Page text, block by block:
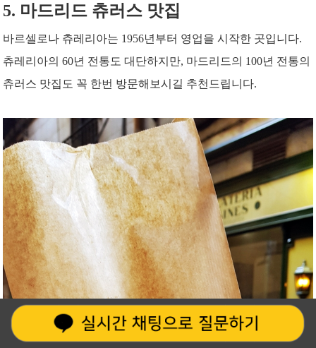
5. 마드리드 츄러스 맛집
바르셀로나 츄레리아는 1956년부터 영업을 시작한 곳입니다.
츄레리아의 60년 전통도 대단하지만, 마드리드의 100년 전통의
츄러스 맛집도 꼭 한번 방문해보시길 추천드립니다.